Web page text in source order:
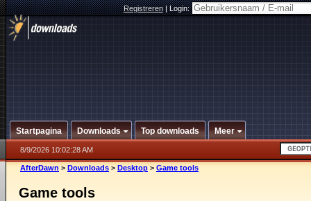
Registreren|Login:
Startpagina Downloads Top downloads Meer
8/9/2026 10:02:28 AM
AfterDawn > Downloads > Desktop > Game tools
Game tools